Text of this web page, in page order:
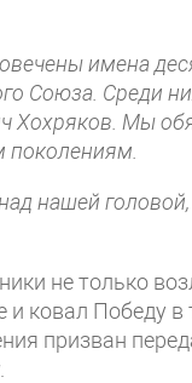
имена
Союза. Среди
Хохряков. Мы
поколениям.
нашей
не только
и ковал Победу
призван